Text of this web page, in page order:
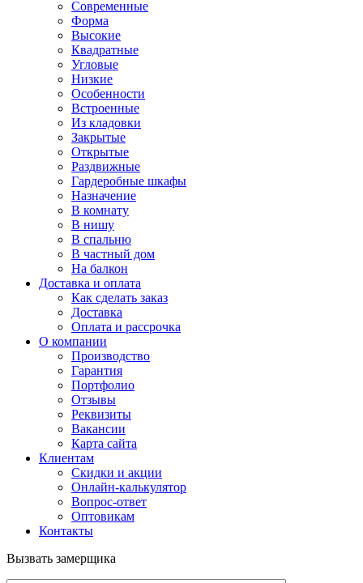
Современные
Форма
Высокие
Квадратные
Угловые
Низкие
Особенности
Встроенные
Из кладовки
Закрытые
Открытые
Раздвижные
Гардеробные шкафы
Назначение
В комнату
В нишу
В спальню
В частный дом
На балкон
Доставка и оплата
Как сделать заказ
Доставка
Оплата и рассрочка
О компании
Производство
Гарантия
Портфолио
Отзывы
Реквизиты
Вакансии
Карта сайта
Клиентам
Скидки и акции
Онлайн-калькулятор
Вопрос-ответ
Оптовикам
Контакты
Вызвать замерщика